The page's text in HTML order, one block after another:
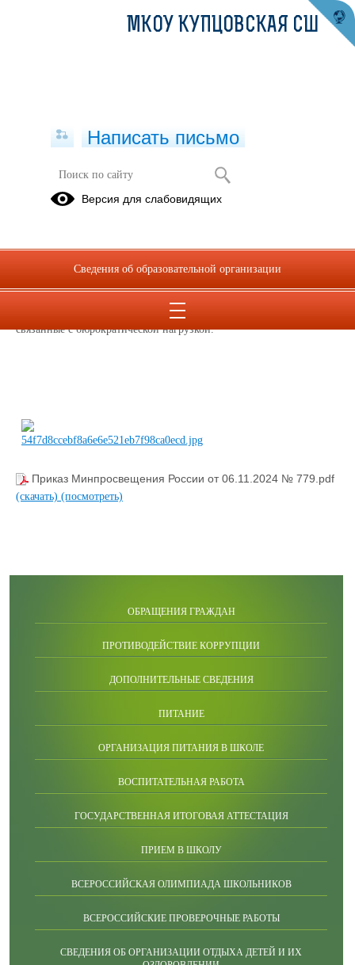
Снижение бюрократической нагрузки
«Помощник Рособрнадзора». Сервис «Помощник Рособрнадзора»
созданный на базе платформы «Сферум» с целью получения
оперативных ответов на вопросы педагогических работников,
связанные с бюрократической нагрузкой.
Приказ Минпросвещения России от 06.11.2024 № 779.pdf
(скачать) (посмотреть)
ОБРАЩЕНИЯ ГРАЖДАН
ПРОТИВОДЕЙСТВИЕ КОРРУПЦИИ
ДОПОЛНИТЕЛЬНЫЕ СВЕДЕНИЯ
ПИТАНИЕ
ОРГАНИЗАЦИЯ ПИТАНИЯ В ШКОЛЕ
ВОСПИТАТЕЛЬНАЯ РАБОТА
ГОСУДАРСТВЕННАЯ ИТОГОВАЯ АТТЕСТАЦИЯ
ПРИЕМ В ШКОЛУ
ВСЕРОССИЙСКАЯ ОЛИМПИАДА ШКОЛЬНИКОВ
ВСЕРОССИЙСКИЕ ПРОВЕРОЧНЫЕ РАБОТЫ
СВЕДЕНИЯ ОБ ОРГАНИЗАЦИИ ОТДЫХА ДЕТЕЙ И ИХ
МКОУ КУПЦОВСКАЯ СШ
Написать письмо
Версия для слабовидящих
Сведения об образовательной организации